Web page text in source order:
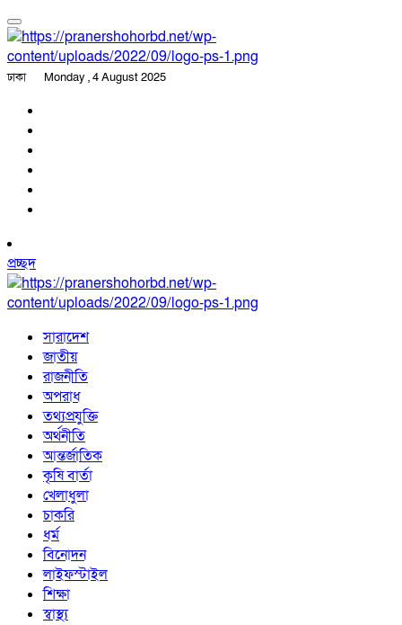
ঢাকা Monday , 4 August 2025
প্রচ্ছদ
সারাদেশ
জাতীয়
রাজনীতি
অপরাধ
তথ্যপ্রযুক্তি
অর্থনীতি
আন্তর্জাতিক
কৃষি বার্তা
খেলাধুলা
চাকরি
ধর্ম
বিনোদন
লাইফস্টাইল
শিক্ষা
স্বাস্থ্য